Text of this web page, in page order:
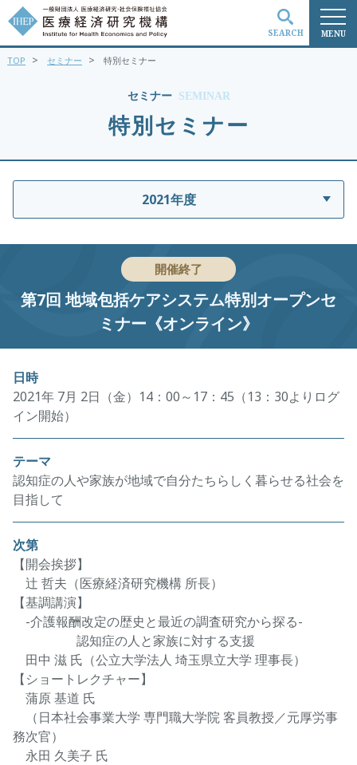
MENU
SEARCH
セミナー SEMINAR
特別セミナー
TOP > セミナー > 特別セミナー
2021年度
開催終了
第7回 地域包括ケアシステム特別オープンセ
ミナー《オンライン》
日時
2021年 7月 2日（金）14：00～17：45（13：30よりログ
イン開始）
テーマ
認知症の人や家族が地域で自分たちらしく暮らせる社会を
目指して
次第
【開会挨拶】
辻 哲夫（医療経済研究機構 所長）
【基調講演】
-介護報酬改定の歴史と最近の調査研究から探る-
認知症の人と家族に対する支援
田中 滋 氏（公立大学法人 埼玉県立大学 理事長）
【ショートレクチャー】
蒲原 基道 氏
（日本社会事業大学 専門職大学院 客員教授／元厚労事
務次官）
永田 久美子 氏